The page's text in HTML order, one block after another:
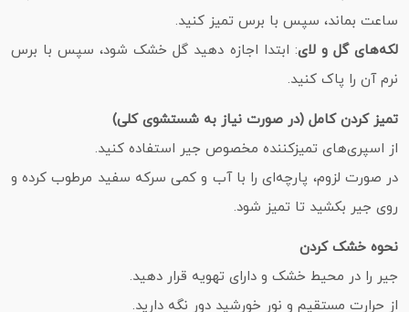
ساعت بماند، سپس با برس تمیز کنید.
لکه‌های گل و لای: ابتدا اجازه دهید گل خشک شود، سپس با برس
نرم آن را پاک کنید.
تمیز کردن کامل (در صورت نیاز به شستشوی کلی)
از اسپری‌های تمیزکننده مخصوص جیر استفاده کنید.
در صورت لزوم، پارچه‌ای را با آب و کمی سرکه سفید مرطوب کرده و
روی جیر بکشید تا تمیز شود.
نحوه خشک کردن
جیر را در محیط خشک و دارای تهویه قرار دهید.
از حرارت مستقیم و نور خورشید دور نگه دارید.